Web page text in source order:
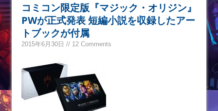
コミコン限定版『マジック・オリジン』
PWが正式発表 短編小説を収録したアー
トブックが付属
2015年6月30日 // 12 Comments